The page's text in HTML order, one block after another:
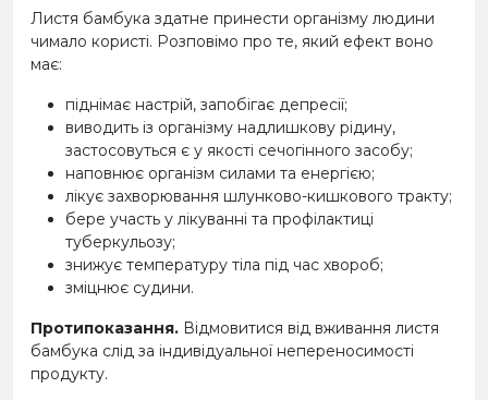
Листя бамбука здатне принести організму людини
чимало користі. Розповімо про те, який ефект воно
має:
піднімає настрій, запобігає депресії;
виводить із організму надлишкову рідину,
застосовуться є у якості сечогінного засобу;
наповнює організм силами та енергією;
лікує захворювання шлунково-кишкового тракту;
бере участь у лікуванні та профілактиці
туберкульозу;
знижує температуру тіла під час хвороб;
зміцнює судини.
Протипоказання. Відмовитися від вживання листя
бамбука слід за індивідуальної непереносимості
продукту.